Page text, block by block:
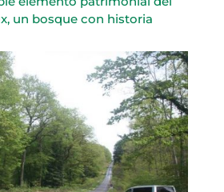
un bosque con historia